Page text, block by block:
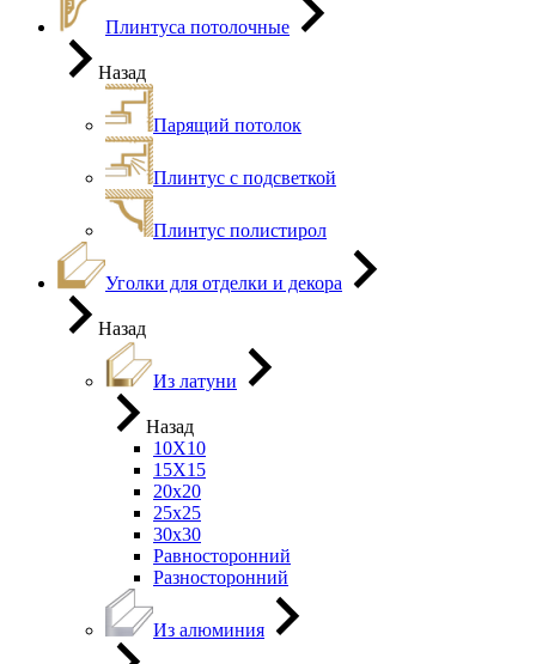
Плинтуса потолочные
Назад
Парящий потолок
Плинтус с подсветкой
Плинтус полистирол
Уголки для отделки и декора
Назад
Из латуни
Назад
10Х10
15Х15
20х20
25х25
30х30
Равносторонний
Разносторонний
Из алюминия